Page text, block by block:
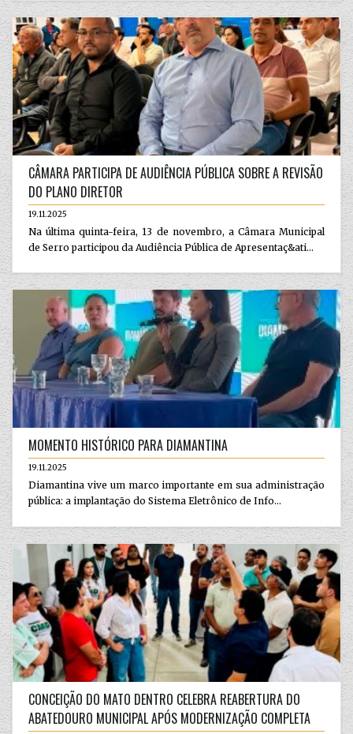
CÂMARA PARTICIPA DE AUDIÊNCIA PÚBLICA SOBRE A REVISÃO
DO PLANO DIRETOR
19.11.2025
Na última quinta-feira, 13 de novembro, a Câmara Municipal
de Serro participou da Audiência Pública de Apresentaç&ati...
MOMENTO HISTÓRICO PARA DIAMANTINA
19.11.2025
Diamantina vive um marco importante em sua administração
pública: a implantação do Sistema Eletrônico de Info...
CONCEIÇÃO DO MATO DENTRO CELEBRA REABERTURA DO
ABATEDOURO MUNICIPAL APÓS MODERNIZAÇÃO COMPLETA